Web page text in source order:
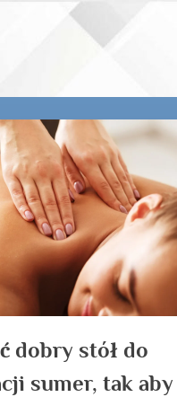
dobry stół do
sumer, tak aby